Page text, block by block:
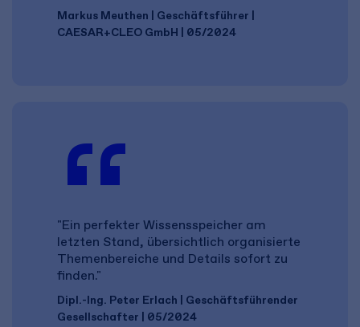
Markus Meuthen | Geschäftsführer |
CAESAR+CLEO GmbH | 05/2024
"Ein perfekter Wissensspeicher am
letzten Stand, übersichtlich organisierte
Themenbereiche und Details sofort zu
finden."
Dipl.-Ing. Peter Erlach | Geschäftsführender
Gesellschafter | 05/2024